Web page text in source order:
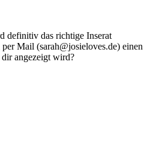
definitiv das richtige Inserat
Mail (sarah@josieloves.de) einen
dir angezeigt wird?